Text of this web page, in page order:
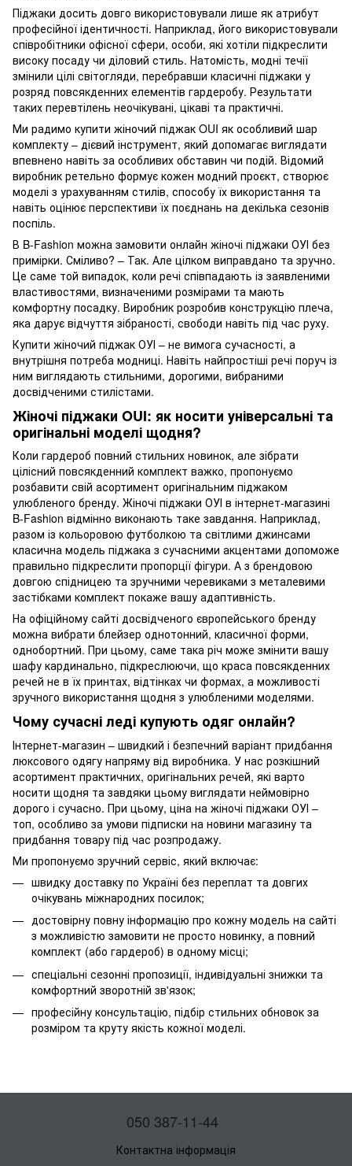
Піджаки досить довго використовували лише як атрибут
професійної ідентичності. Наприклад, його використовували
співробітники офісної сфери, особи, які хотіли підкреслити
високу посаду чи діловий стиль. Натомість, модні течії
змінили цілі світогляди, перебравши класичні піджаки у
розряд повсякденних елементів гардеробу. Результати
таких перевтілень неочікувані, цікаві та практичні.
Ми радимо купити жіночий піджак OUI як особливий шар
комплекту – дієвий інструмент, який допомагає виглядати
впевнено навіть за особливих обставин чи подій. Відомий
виробник ретельно формує кожен модний проєкт, створює
моделі з урахуванням стилів, способу їх використання та
навіть оцінює перспективи їх поєднань на декілька сезонів
поспіль.
В B-Fashion можна замовити онлайн жіночі піджаки ОУІ без
примірки. Сміливо? – Так. Але цілком виправдано та зручно.
Це саме той випадок, коли речі співпадають із заявленими
властивостями, визначеними розмірами та мають
комфортну посадку. Виробник розробив конструкцію плеча,
яка дарує відчуття зібраності, свободи навіть під час руху.
Купити жіночий піджак ОУІ – не вимога сучасності, а
внутрішня потреба модниці. Навіть найпростіші речі поруч із
ним виглядають стильними, дорогими, вибраними
досвідченими стилістами.
Жіночі піджаки OUI: як носити універсальні та
оригінальні моделі щодня?
Коли гардероб повний стильних новинок, але зібрати
цілісний повсякденний комплект важко, пропонуємо
розбавити свій асортимент оригінальним піджаком
улюбленого бренду. Жіночі піджаки ОУІ в інтернет-магазині
B-Fashion відмінно виконають таке завдання. Наприклад,
разом із кольоровою футболкою та світлими джинсами
класична модель піджака з сучасними акцентами допоможе
правильно підкреслити пропорції фігури. А з брендовою
довгою спідницею та зручними черевиками з металевими
застібками комплект покаже вашу адаптивність.
На офіційному сайті досвідченого європейського бренду
можна вибрати блейзер однотонний, класичної форми,
однобортний. При цьому, саме така річ може змінити вашу
шафу кардинально, підкреслюючи, що краса повсякденних
речей не в їх принтах, відтінках чи формах, а можливості
зручного використання щодня з улюбленими моделями.
Чому сучасні леді купують одяг онлайн?
Інтернет-магазин – швидкий і безпечний варіант придбання
люксового одягу напряму від виробника. У нас розкішний
асортимент практичних, оригінальних речей, які варто
носити щодня та завдяки цьому виглядати неймовірно
дорого і сучасно. При цьому, ціна на жіночі піджаки ОУІ –
топ, особливо за умови підписки на новини магазину та
придбання товару під час розпродажу.
Ми пропонуємо зручний сервіс, який включає:
швидку доставку по Україні без переплат та довгих
очікувань міжнародних посилок;
достовірну повну інформацію про кожну модель на сайті
з можливістю замовити не просто новинку, а повний
комплект (або гардероб) в одному місці;
спеціальні сезонні пропозиції, індивідуальні знижки та
комфортний зворотній зв'язок;
професійну консультацію, підбір стильних обновок за
розміром та круту якість кожної моделі.
050 387-11-44
Контактна інформація